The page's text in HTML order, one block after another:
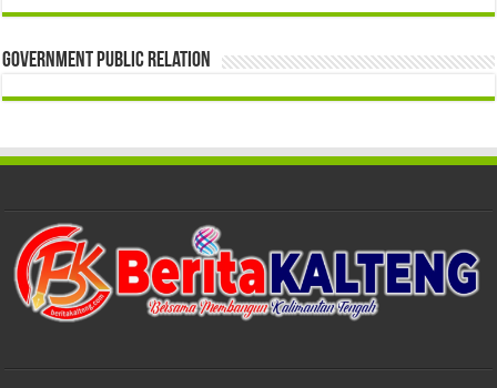
Government Public Relation